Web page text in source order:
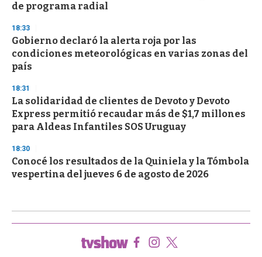
de programa radial
18:33
Gobierno declaró la alerta roja por las
condiciones meteorológicas en varias zonas del
país
18:31
La solidaridad de clientes de Devoto y Devoto
Express permitió recaudar más de $1,7 millones
para Aldeas Infantiles SOS Uruguay
18:30
Conocé los resultados de la Quiniela y la Tómbola
vespertina del jueves 6 de agosto de 2026